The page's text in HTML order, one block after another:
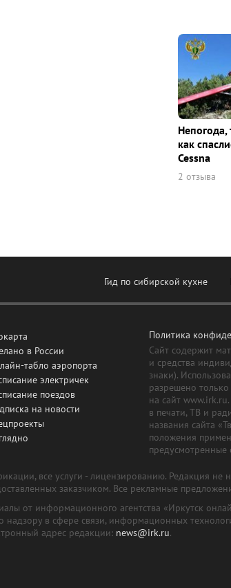
Непогода,
как
Cessna
2 отзыва
Гид по сибирской кухне
в России
табло аэропорта
электричек
поездов
на новости
Политика
Сайт содержит
и средства
знаки).
разрешено только
на сайт
в печати, ТВ и
названия сайта
положения
предусмотренные
все услуги - лицензированию. Редакция
заказчиком. Все рекламные
от информационного агентства «Иркутск
в сфере связи, информационных
адрес редакции: news@irk.ru.